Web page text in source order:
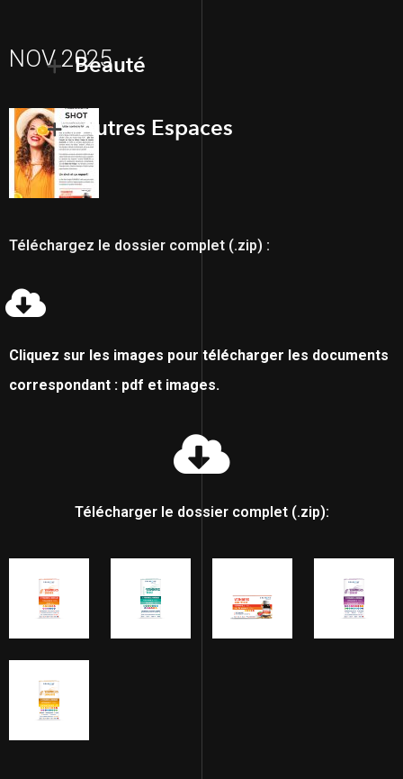
NOV 2025Beauté
Autres Espaces
Téléchargez le dossier complet (.zip) :
Cliquez sur les images pour télécharger les documents
correspondant : pdf et images.
Télécharger le dossier complet (.zip):